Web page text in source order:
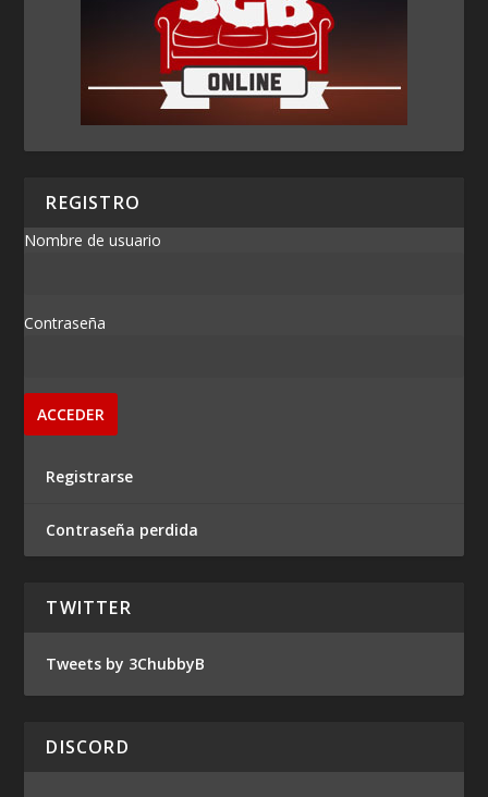
REGISTRO
Nombre de usuario
Contraseña
Registrarse
Contraseña perdida
TWITTER
Tweets by 3ChubbyB
DISCORD